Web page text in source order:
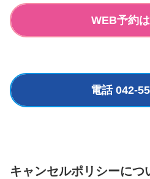
WEB予約
電話 042-
キャンセルポリシーにつ